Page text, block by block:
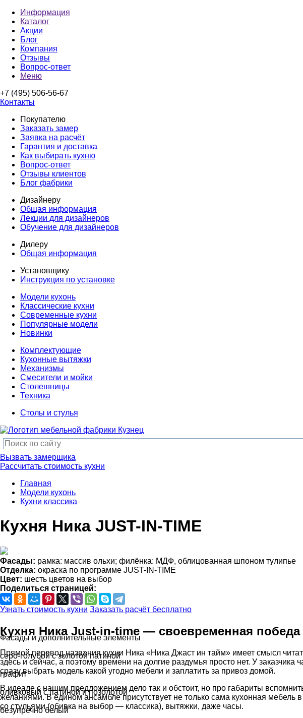
Информация
Каталог
Акции
Блог
Компания
Отзывы
Вопрос-ответ
Меню
+7 (495) 506-56-67
Контакты
Покупателю
Заказать замер
Заявка на расчёт
Гарантия и доставка
Как выбирать кухню
Вопрос-ответ
Отзывы клиентов
Блог фабрики
Дизайнеру
Общая информация
Лекции для дизайнеров
Обучение для дизайнеров
Дилеру
Общая информация
Установщику
Инструкция по установке
Модели кухонь
Классические кухни
Современные кухни
Популярные модели
Новинки
Комплектующие
Кухонные вытяжки
Механизмы
Смесители и мойки
Столешницы
Техника
Столы и стулья
Вызвать замерщика
Рассчитать стоимость кухни
Главная
Модели кухонь
Кухни классика
Кухня Ника JUST-IN-TIME
Фасады: рамка: массив ольхи; филёнка: МДФ, облицованная шпоном тулипье
Отделка: окраска по программе JUST-IN-TIME
Цвет: шесть цветов на выбор
Поделиться страницей:
Узнать стоимость кухни Заказать расчёт бесплатно
Кухня Ника Just-in-time — своевременная победа
Прямой перевод названия кухни Ника «Ника Джаст ин тайм» имеет смысл
здесь и сейчас, а поэтому времени на долгие раздумья просто нет. У
сразу выбрать модель какой угодно мебели и заплатить за привоз домой.
В идеале с нашим предложением дело так и обстоит, но про габариты
желаниями. В едином ансамбле присутствует не только сама кухонная мебель
со стульями (обивка на выбор — классика), вытяжки, даже часы.
Фасады и дополнительные элементы
серо-голубой с золотой патиной
графит
оливковый с патиной и позолотой
безупречно белый